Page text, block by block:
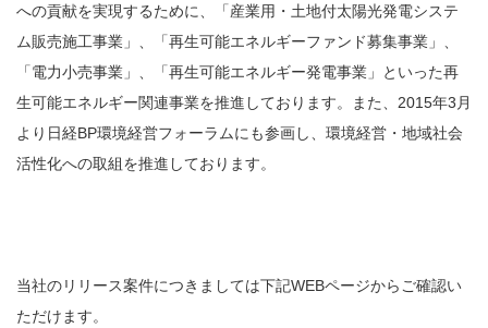
への貢献を実現するために、「産業用・土地付太陽光発電システ
ム販売施工事業」、「再生可能エネルギーファンド募集事業」、
「電力小売事業」、「再生可能エネルギー発電事業」といった再
生可能エネルギー関連事業を推進しております。また、2015年3月
より日経BP環境経営フォーラムにも参画し、環境経営・地域社会
活性化への取組を推進しております。
当社のリリース案件につきましては下記WEBページからご確認い
ただけます。